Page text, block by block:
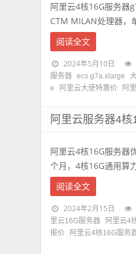
阿里云4核16G服务器
CTM MILAN处理器，
阅读全文
2024年5月10日
服务器 ecs.g7a.xlarge
e
阿里云大使特惠价 阿
阿里云服务器4
阿里云4核16G服务器
个月，4核16G通用算
阅读全文
2024年2月15日
里云16G服务器
阿里云4
报价
阿里云4核16G服务